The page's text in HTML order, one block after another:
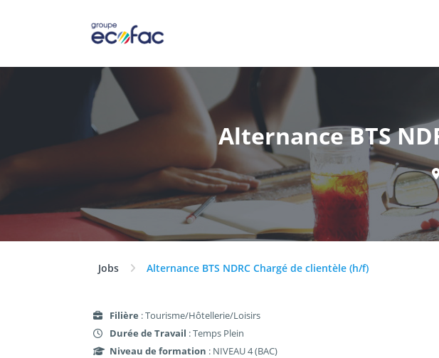
Alternance BTS
Jobs Alternance BTS NDRC Chargé de clientèle (h/f)
Filière : Tourisme/Hôtellerie/Loisirs
Durée de Travail : Temps Plein
Niveau de formation : NIVEAU 4 (BAC)